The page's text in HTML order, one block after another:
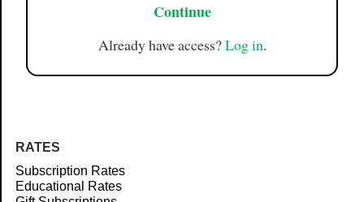
Continue
Already have access?Log in.
RATES
Subscription Rates
Educational Rates